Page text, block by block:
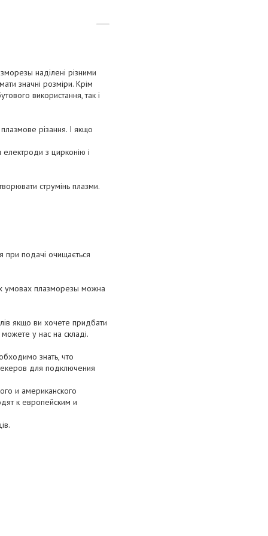
наділені різними
значні розміри. Крім
використання, так і
різання. І якщо
з цирконію і
струмінь плазми.
при подачі очищається
умовах плазморезы можна
якщо ви хочете придбати
у нас на складі.
знать, что
для подключения
и американского
к европейским и